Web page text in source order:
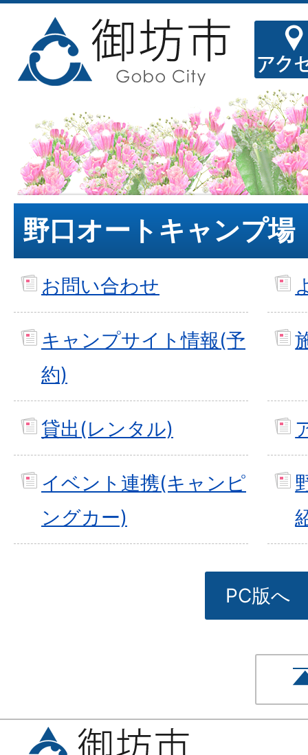
野口オートキャンプ場
お問い合わせ
キャンプサイト情報(予
約)
貸出(レンタル)
イベント連携(キャンピ
ングカー)
PC版へ